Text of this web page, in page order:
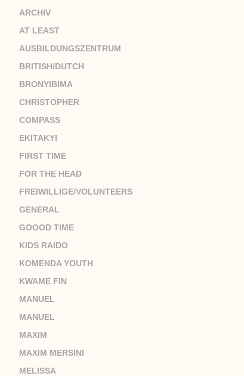
ARCHIV
AT LEAST
AUSBILDUNGSZENTRUM
BRITISH/DUTCH
BRONYIBIMA
CHRISTOPHER
COMPASS
EKITAKYI
FIRST TIME
FOR THE HEAD
FREIWILLIGE/VOLUNTEERS
GENERAL
GOOOD TIME
KIDS RAIDO
KOMENDA YOUTH
KWAME FIN
MANUEL
MANUEL
MAXIM
MAXIM MERSINI
MELISSA